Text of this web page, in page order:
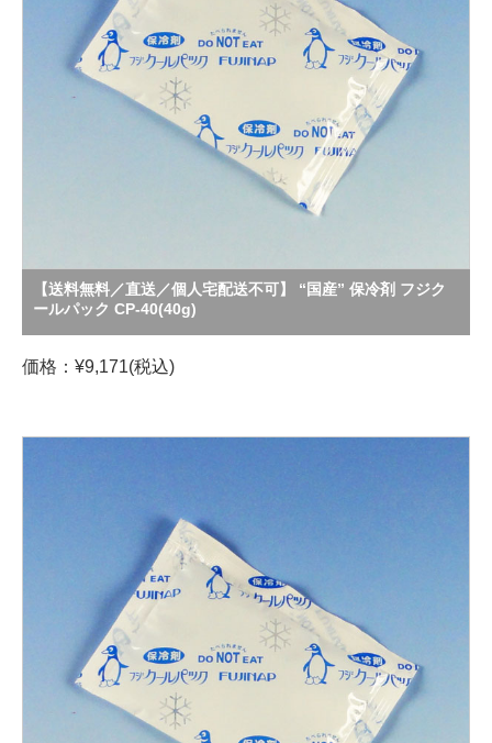
【送料無料／直送／個人宅配送不可】 “国産” 保冷剤 フジク
ールパック CP-40(40g)
価格：¥9,171(税込)